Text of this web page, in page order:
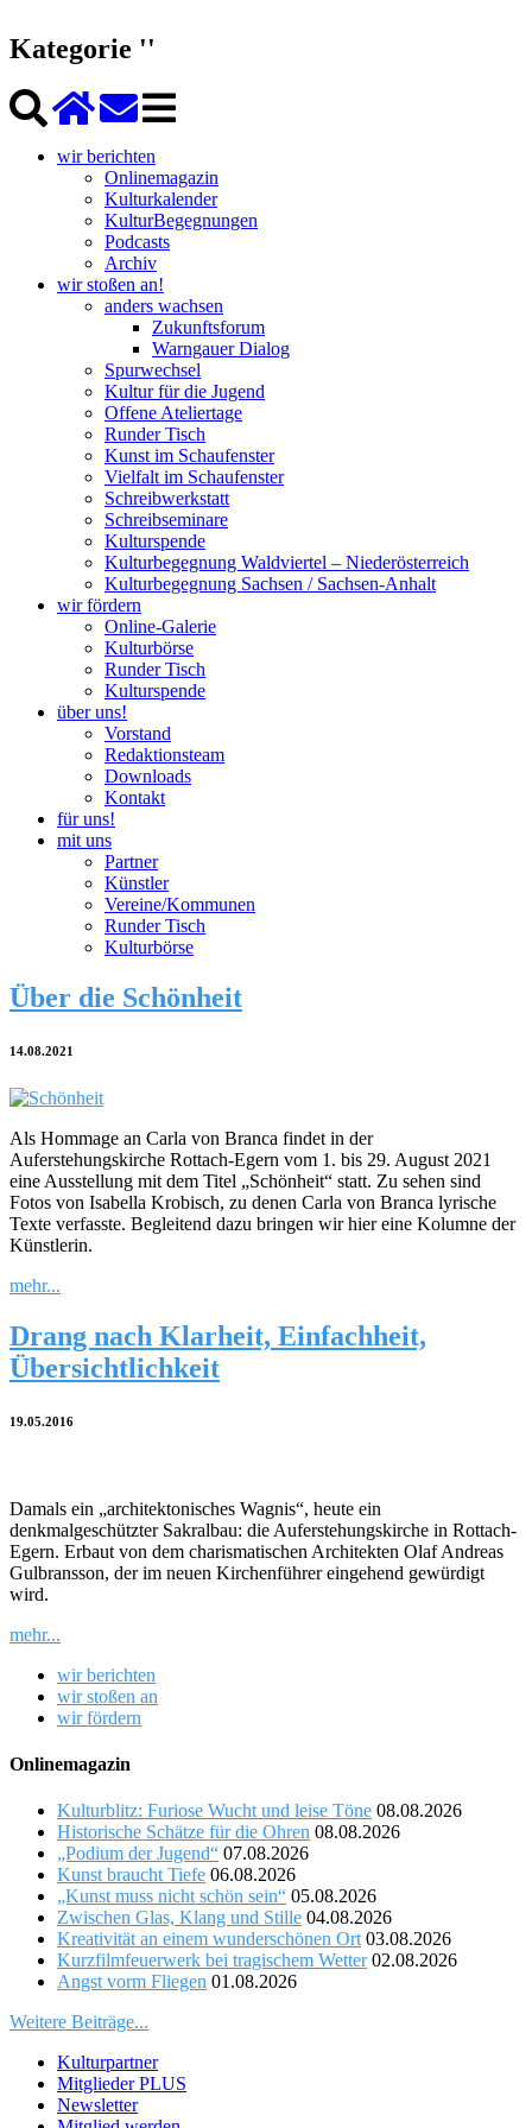
Kategorie ''
wir berichten
Onlinemagazin
Kulturkalender
KulturBegegnungen
Podcasts
Archiv
wir stoßen an!
anders wachsen
Zukunftsforum
Warngauer Dialog
Spurwechsel
Kultur für die Jugend
Offene Ateliertage
Runder Tisch
Kunst im Schaufenster
Vielfalt im Schaufenster
Schreibwerkstatt
Schreibseminare
Kulturspende
Kulturbegegnung Waldviertel – Niederösterreich
Kulturbegegnung Sachsen / Sachsen-Anhalt
wir fördern
Online-Galerie
Kulturbörse
Runder Tisch
Kulturspende
über uns!
Vorstand
Redaktionsteam
Downloads
Kontakt
für uns!
mit uns
Partner
Künstler
Vereine/Kommunen
Runder Tisch
Kulturbörse
Über die Schönheit
14.08.2021
Als Hommage an Carla von Branca findet in der
Auferstehungskirche Rottach-Egern vom 1. bis 29. August 2021
eine Ausstellung mit dem Titel „Schönheit“ statt. Zu sehen sind
Fotos von Isabella Krobisch, zu denen Carla von Branca lyrische
Texte verfasste. Begleitend dazu bringen wir hier eine Kolumne der
Künstlerin.
mehr...
Drang nach Klarheit, Einfachheit,
Übersichtlichkeit
19.05.2016
Damals ein „architektonisches Wagnis“, heute ein
denkmalgeschützter Sakralbau: die Auferstehungskirche in Rottach-
Egern. Erbaut von dem charismatischen Architekten Olaf Andreas
Gulbransson, der im neuen Kirchenführer eingehend gewürdigt
wird.
mehr...
wir berichten
wir stoßen an
wir fördern
Onlinemagazin
Kulturblitz: Furiose Wucht und leise Töne 08.08.2026
Historische Schätze für die Ohren 08.08.2026
„Podium der Jugend“ 07.08.2026
Kunst braucht Tiefe 06.08.2026
„Kunst muss nicht schön sein“ 05.08.2026
Zwischen Glas, Klang und Stille 04.08.2026
Kreativität an einem wunderschönen Ort 03.08.2026
Kurzfilmfeuerwerk bei tragischem Wetter 02.08.2026
Angst vorm Fliegen 01.08.2026
Weitere Beiträge...
Kulturpartner
Mitglieder PLUS
Newsletter